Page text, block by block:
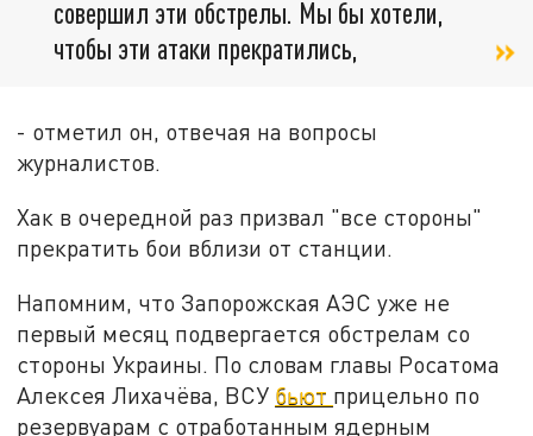
совершил эти обстрелы. Мы бы хотели,
чтобы эти атаки прекратились,
- отметил он, отвечая на вопросы
журналистов.
Хак в очередной раз призвал "все стороны"
прекратить бои вблизи от станции.
Напомним, что Запорожская АЭС уже не
первый месяц подвергается обстрелам со
стороны Украины. По словам главы Росатома
Алексея Лихачёва, ВСУ бьют прицельно по
резервуарам с отработанным ядерным